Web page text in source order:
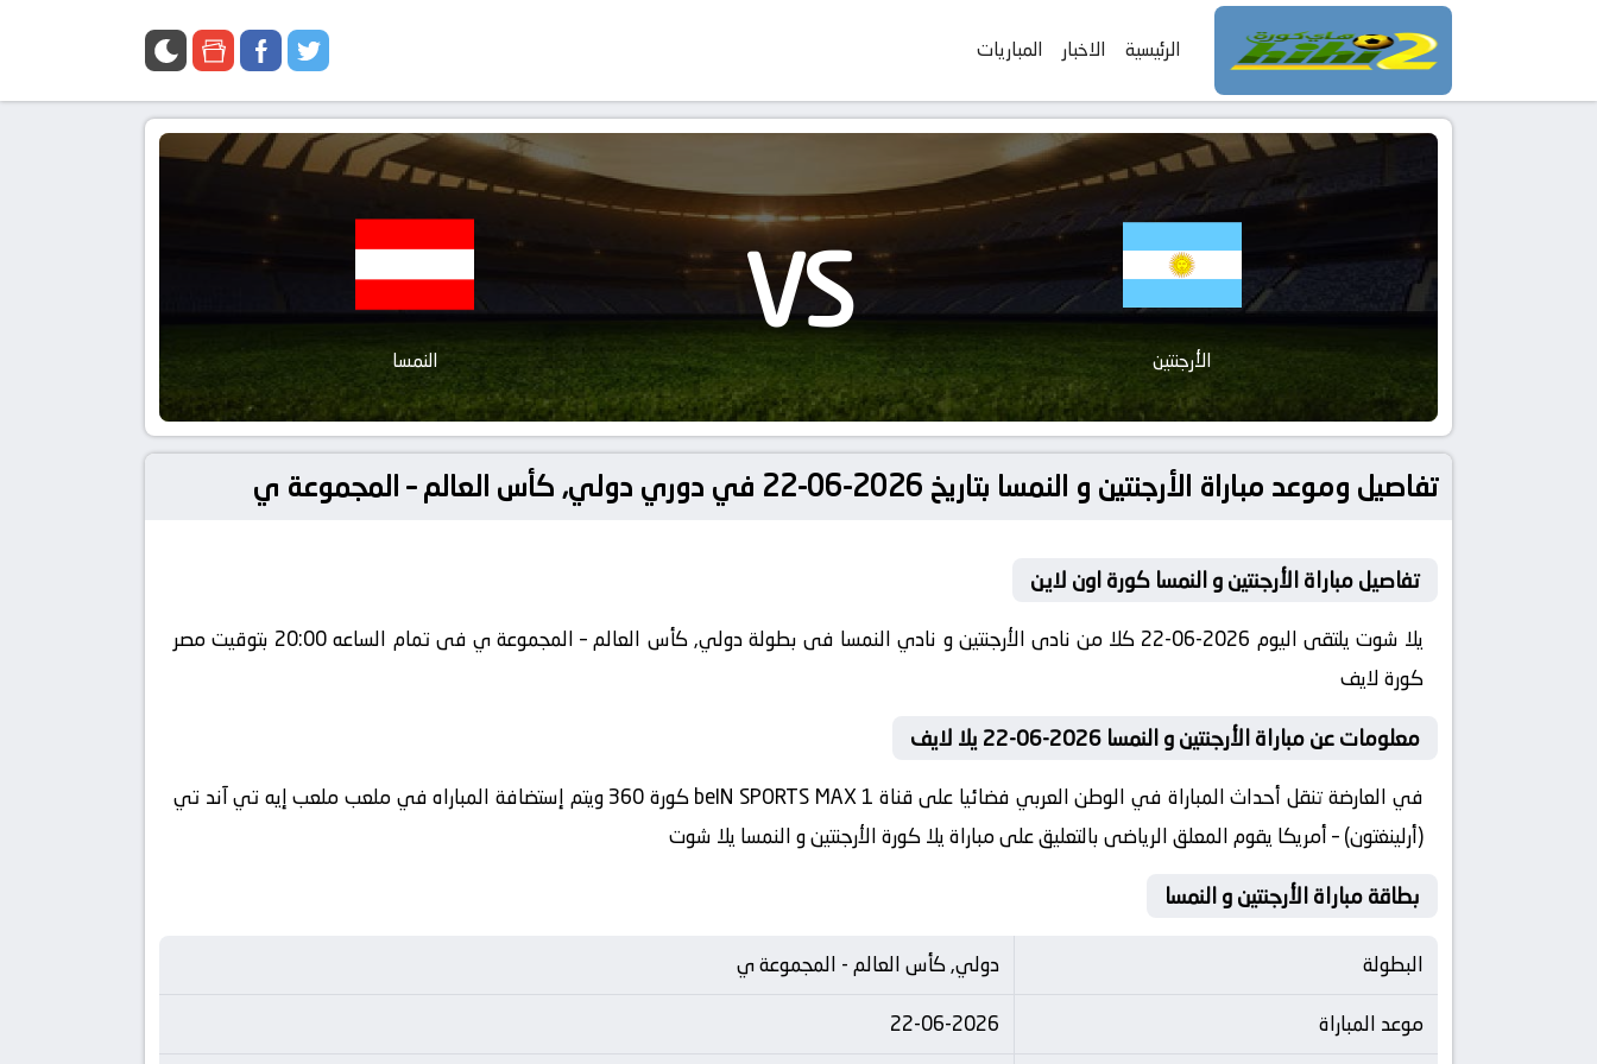
الرئيسية الاخبار المباريات
الأرجنتين VS النمسا
تفاصيل وموعد مباراة الأرجنتين و النمسا بتاريخ 2026-06-22 في دوري دولي, كأس العالم – المجموعة ي
تفاصيل مباراة الأرجنتين و النمسا كورة اون لاين
يلا شوت يلتقى اليوم 2026-06-22 كلا من نادى الأرجنتين و نادي النمسا فى بطولة دولي, كأس العالم – المجموعة ي فى تمام الساعه 20:00 بتوقيت مصر
كورة لايف
معلومات عن مباراة الأرجنتين و النمسا 2026-06-22 يلا لايف
في العارضة تنقل أحداث المباراة في الوطن العربي فضائيا على قناة beIN SPORTS MAX 1 كورة 360 ويتم إستضافة المباراه في ملعب ملعب إيه تي آند تي
(أرلينغتون) – أمريكا يقوم المعلق الرياضى بالتعليق على مباراة يلا كورة الأرجنتين و النمسا يلا شوت
بطاقة مباراة الأرجنتين و النمسا
البطولة
دولي, كأس العالم - المجموعة ي
موعد المباراة
22-06-2026